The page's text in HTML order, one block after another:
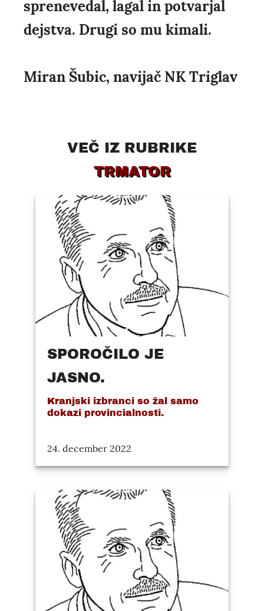
sprenevedal, lagal in potvarjal
dejstva. Drugi so mu kimali.
Miran Šubic, navijač NK Triglav
VEČ IZ RUBRIKE
TRMATOR
SPOROČILO JE
JASNO.
Kranjski izbranci so žal samo
dokazi provincialnosti.
24. december 2022